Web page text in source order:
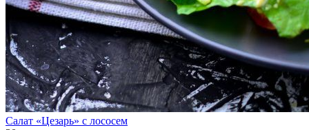
Салат «Цезарь» с лососем